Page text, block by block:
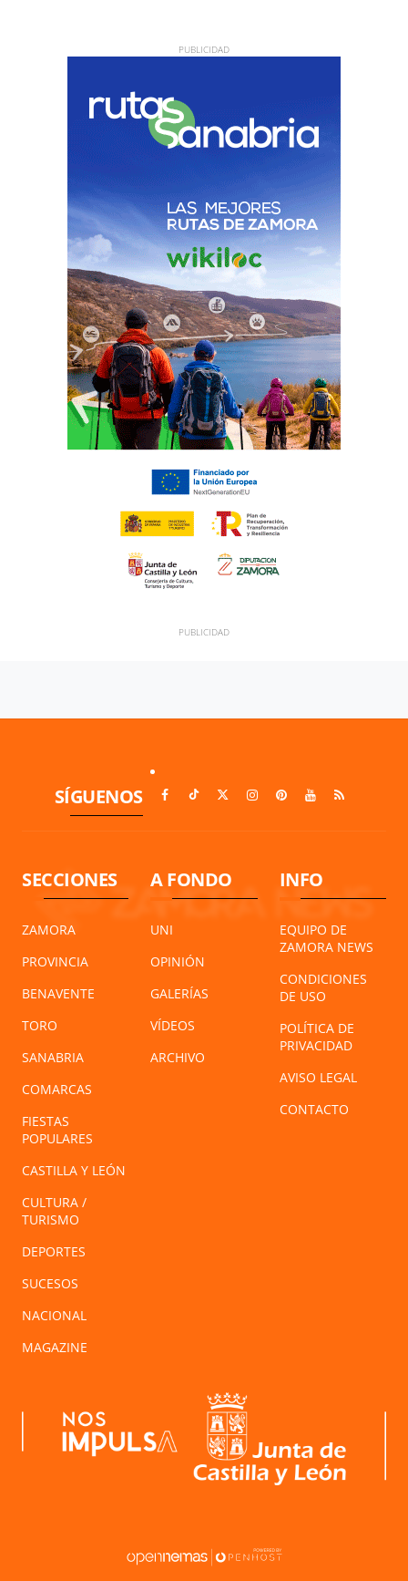
SÍGUENOS
SECCIONES
ZAMORA
PROVINCIA
BENAVENTE
TORO
SANABRIA
COMARCAS
FIESTAS
POPULARES
CASTILLA Y LEÓN
CULTURA /
TURISMO
DEPORTES
SUCESOS
NACIONAL
MAGAZINE
A FONDO
UNI
OPINIÓN
GALERÍAS
VÍDEOS
ARCHIVO
INFO
EQUIPO DE
ZAMORA NEWS
CONDICIONES
DE USO
POLÍTICA DE
PRIVACIDAD
AVISO LEGAL
CONTACTO